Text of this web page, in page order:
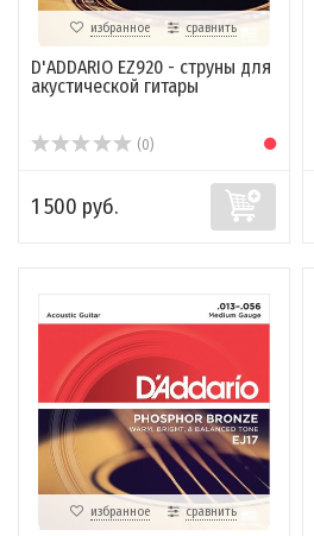
избранное сравнить
D'ADDARIO EZ920 - струны для
акустической гитары
(0)
1 500 руб.
избранное сравнить